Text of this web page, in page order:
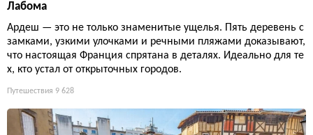
Лабома
Ардеш — это не только знаменитые ущелья. Пять деревень с
замками, узкими улочками и речными пляжами доказывают,
что настоящая Франция спрятана в деталях. Идеально для те
х, кто устал от открыточных городов.
Путешествия 9 628